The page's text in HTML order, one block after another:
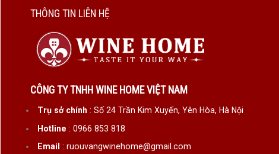
THÔNG TIN LIÊN HỆ
CÔNG TY TNHH WINE HOME VIỆT NAM
Trụ sở chính : Số 24 Trần Kim Xuyến, Yên Hòa, Hà Nội
Hotline : 0966 853 818
Email : ruouvangwinehome@gmail.com